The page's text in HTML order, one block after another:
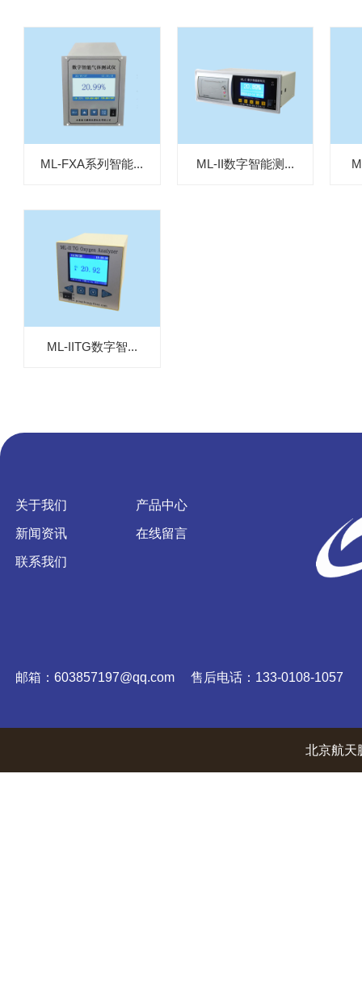
ML-FXA系列智能... ML-II数字智能测...
ML-IITG数字智...
关于我们 产品中心
新闻资讯 在线留言
联系我们
邮箱：603857197@qq.com 售后电话：133-0108-1057
北京航天